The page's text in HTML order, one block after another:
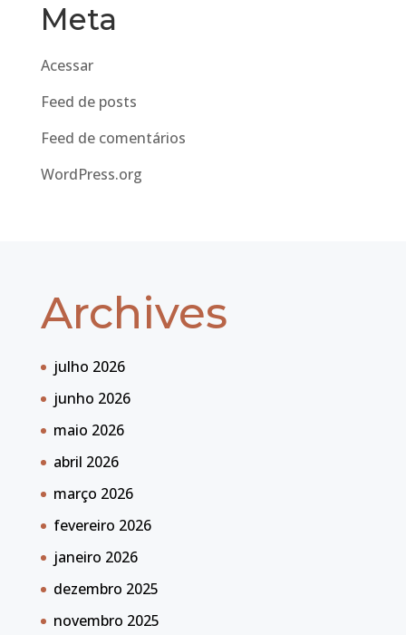
Meta
Acessar
Feed de posts
Feed de comentários
WordPress.org
Archives
julho 2026
junho 2026
maio 2026
abril 2026
março 2026
fevereiro 2026
janeiro 2026
dezembro 2025
novembro 2025